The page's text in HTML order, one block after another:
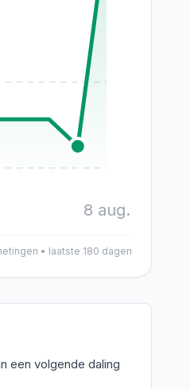
8 aug.
• laatste 180 dagen
een volgende daling